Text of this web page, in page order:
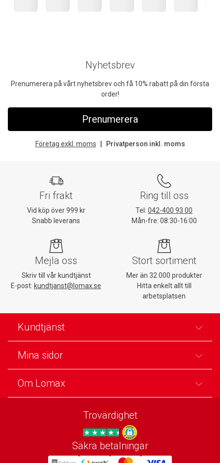
Nyhetsbrev
Prenumerera på vårt nyhetsbrev och få 10% rabatt på din första
order!
Prenumerera
Företag exkl. moms Privatperson inkl. moms
Fri frakt
Vid köp över 999 kr
Snabb leverans
Ring till oss
Tel: 042-400 93 00
Mån-fre: 08:30-16:00
Mejla oss
Skriv till vår kundtjänst
E-post: kundtjanst@lomax.se
Stort sortiment
Mer än 32 000 produkter
Hitta enkelt allt till
arbetsplatsen
Kundtjänst
Mina sidor
Om Lomax
Trovärdighet
Trygg E-handel
Säkra betalningar